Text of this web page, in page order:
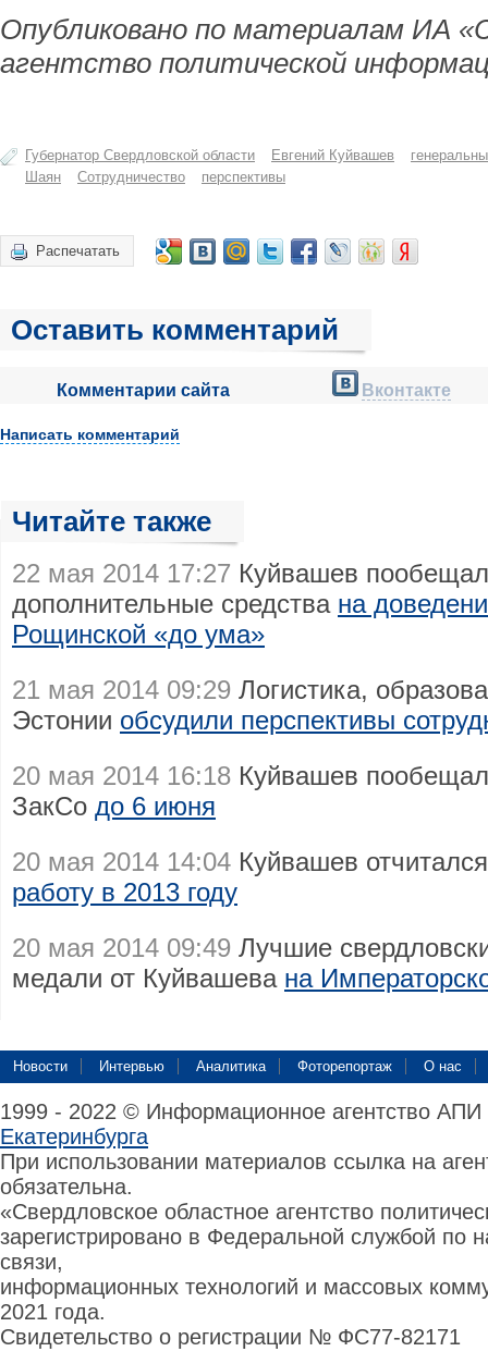
Опубликовано по материалам ИА
агентство политической
Губернатор Свердловской области Евгений Куйвашев
Шаян
Сотрудничество перспективы
Распечатать
Оставить комментарий
Комментарии сайта Вконтакте
Написать комментарий
Читайте также
22 мая 2014 17:27 Куйвашев
дополнительные средства на
Рощинской «до ума»
21 мая 2014 09:29 Логистика,
Эстонии обсудили перспективы
20 мая 2014 16:18 Куйвашев
ЗакСо до 6 июня
20 мая 2014 14:04 Куйвашев
работу в 2013 году
20 мая 2014 09:49 Лучшие
медали от Куйвашева на
Новости Интервью Аналитика Фоторепортаж О нас
1999 - 2022 © Информационное агентство
Екатеринбурга
При использовании материалов ссылка на
обязательна.
«Свердловское областное агентство
зарегистрировано в Федеральной службой по
связи,
информационных технологий и массовых
2021 года.
Свидетельство о регистрации № ФС77-82171